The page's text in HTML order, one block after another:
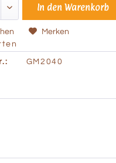
In den Warenkorb
Merken
GM2040